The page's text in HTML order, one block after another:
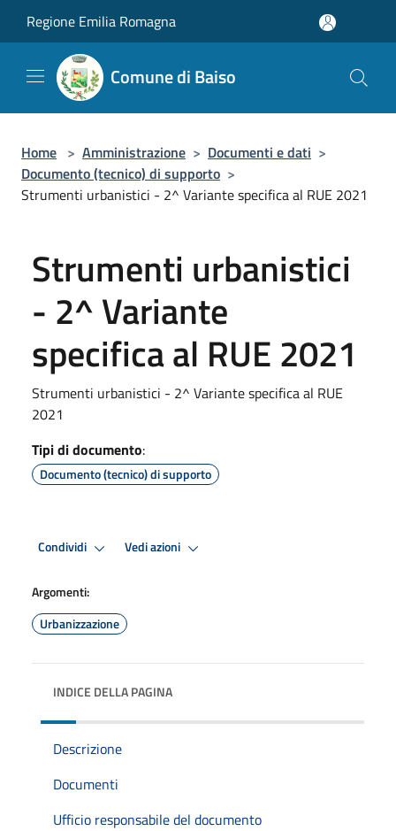
Regione Emilia Romagna
Comune di Baiso
Home > Amministrazione > Documenti e dati >
Documento (tecnico) di supporto >
Strumenti urbanistici - 2^ Variante specifica al RUE 2021
Strumenti urbanistici
- 2^ Variante
specifica al RUE 2021
Strumenti urbanistici - 2^ Variante specifica al RUE
2021
Tipi di documento:
Documento (tecnico) di supporto
Condividi Vedi azioni
Argomenti:
Urbanizzazione
INDICE DELLA PAGINA
Descrizione
Documenti
Ufficio responsabile del documento